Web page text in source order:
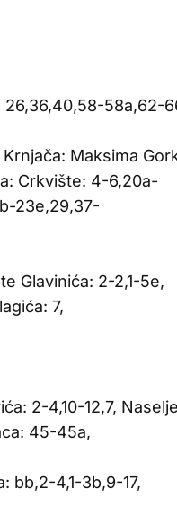
58a,62-
Maksima
Crkvište: 4-6,20a-
23e,29,37-
Glavinića: 2-2,1-5e,
7,
2-4,10-12,7, Naselje
45-45a,
bb,2-4,1-3b,9-17,